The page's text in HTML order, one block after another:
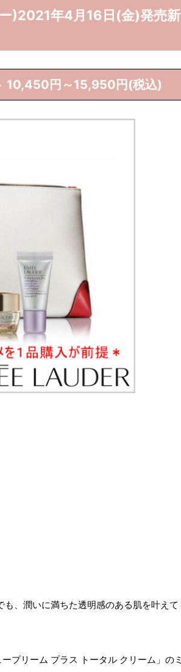
)2021年4月16日(金)発売新
10,450円～15,950円(税込)
、潤いに満ちた透明感のある肌を叶えて
プリーム プラス トータル クリーム」の